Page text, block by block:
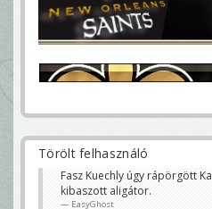
Törölt felhasználó
Fasz Kuechly úgy rápörgött
kibaszott aligátor.
EasyGhost